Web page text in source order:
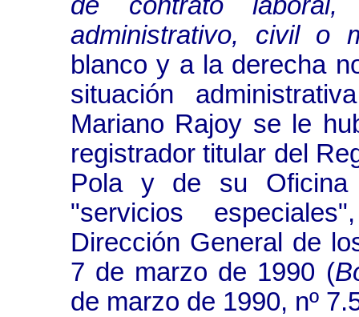
administrativo, civil o
blanco y a la derecha
situación
Mariano Rajoy se le
registrador titular del
Pola y de su Oficina
"servicios
Dirección General de
7 de marzo de 1990 (
de marzo de 1990, nº